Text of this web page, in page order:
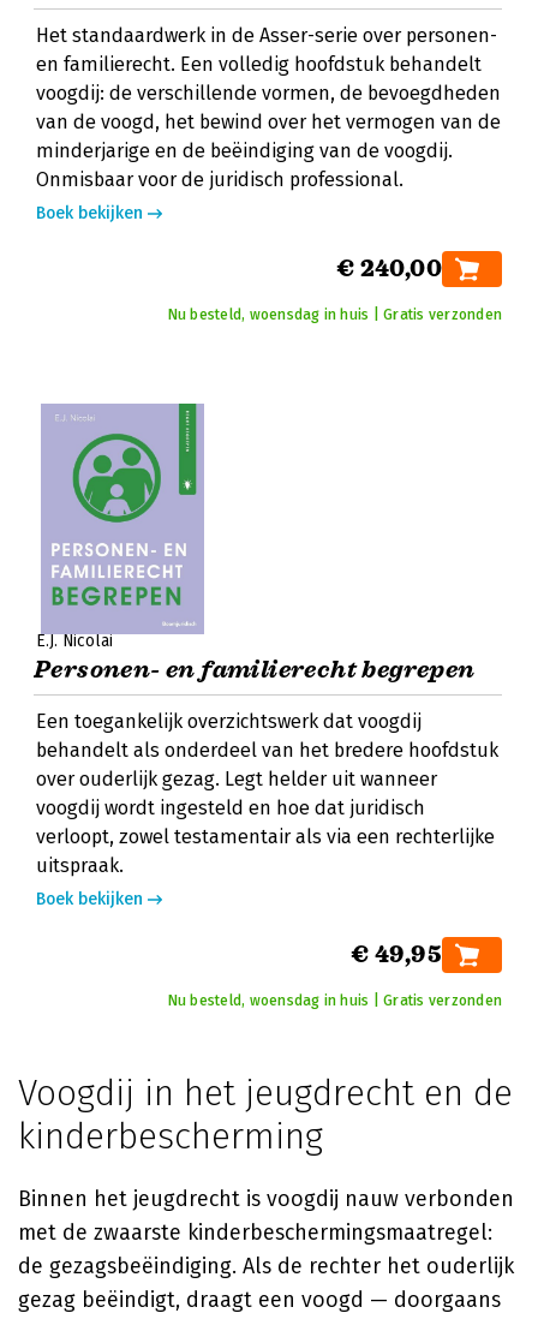
Het standaardwerk in de Asser-serie over personen-
en familierecht. Een volledig hoofdstuk behandelt
voogdij: de verschillende vormen, de bevoegdheden
van de voogd, het bewind over het vermogen van de
minderjarige en de beëindiging van de voogdij.
Onmisbaar voor de juridisch professional.
Boek bekijken
€ 240,00
Nu besteld, woensdag in huis | Gratis verzonden
E.J. Nicolai
Personen- en familierecht begrepen
Een toegankelijk overzichtswerk dat voogdij
behandelt als onderdeel van het bredere hoofdstuk
over ouderlijk gezag. Legt helder uit wanneer
voogdij wordt ingesteld en hoe dat juridisch
verloopt, zowel testamentair als via een rechterlijke
uitspraak.
Boek bekijken
€ 49,95
Nu besteld, woensdag in huis | Gratis verzonden
Voogdij in het jeugdrecht en de
kinderbescherming
Binnen het jeugdrecht is voogdij nauw verbonden
met de zwaarste kinderbeschermingsmaatregel:
de gezagsbeëindiging. Als de rechter het ouderlijk
gezag beëindigt, draagt een voogd — doorgaans